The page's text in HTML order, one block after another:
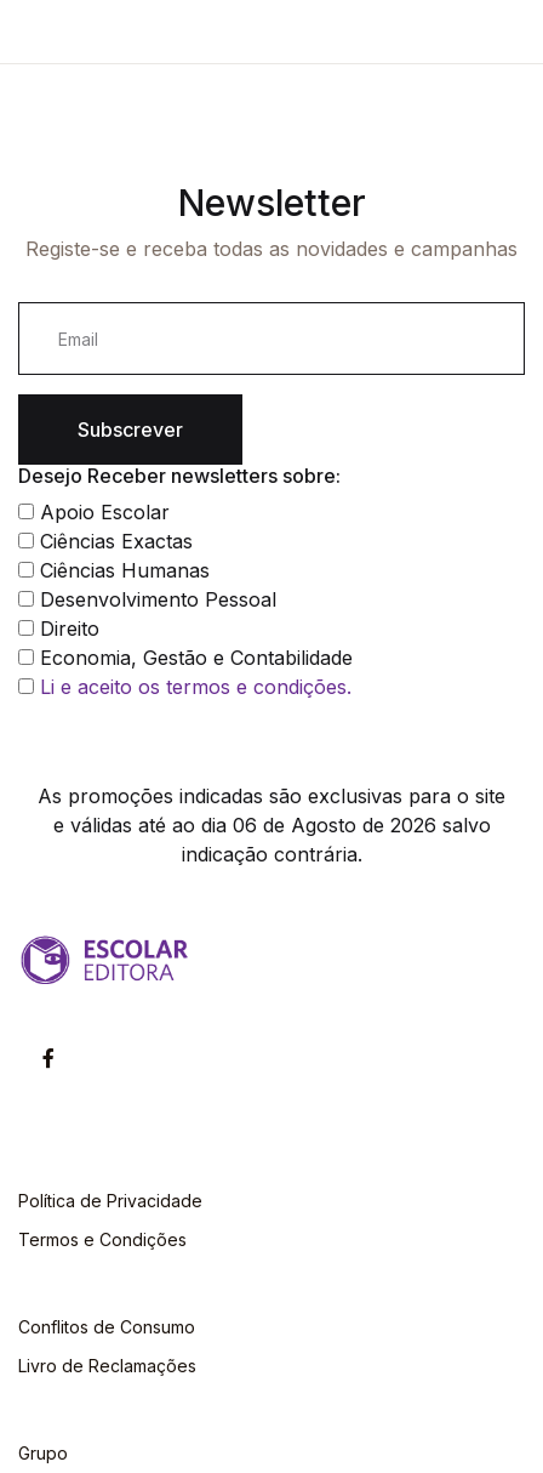
Newsletter
Registe-se e receba todas as novidades e campanhas
Subscrever
Desejo Receber newsletters sobre:
Apoio Escolar
Ciências Exactas
Ciências Humanas
Desenvolvimento Pessoal
Direito
Economia, Gestão e Contabilidade
Li e aceito os termos e condições.
As promoções indicadas são exclusivas para o site
e válidas até ao dia 06 de Agosto de 2026 salvo
indicação contrária.
Política de Privacidade
Termos e Condições
Conflitos de Consumo
Livro de Reclamações
Grupo